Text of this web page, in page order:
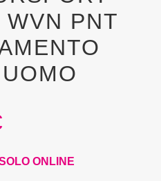
PNT
ONLINE